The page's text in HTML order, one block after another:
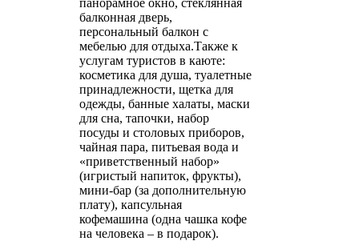
балконная дверь,
персональный балкон с
мебелью для отдыха.Также к
услугам туристов в каюте:
косметика для душа, туалетные
принадлежности, щетка для
одежды, банные халаты, маски
для сна, тапочки, набор
посуды и столовых приборов,
чайная пара, питьевая вода и
«приветственный набор»
(игристый напиток, фрукты),
мини-бар (за дополнительную
плату), капсульная
кофемашина (одна чашка кофе
на человека – в подарок).